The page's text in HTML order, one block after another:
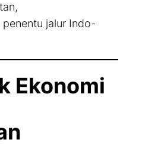
penentu jalur Indo-
Ekonomi